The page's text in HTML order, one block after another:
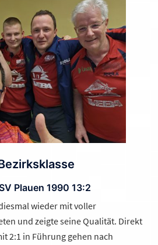
Plauen 1990 13:2
wieder mit voller
und zeigte seine Qualität. Direkt
2:1 in Führung gehen nach